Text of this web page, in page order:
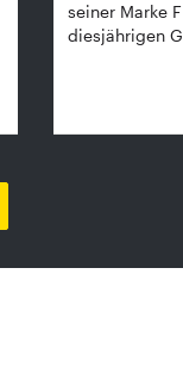
seiner Marke
diesjährigen